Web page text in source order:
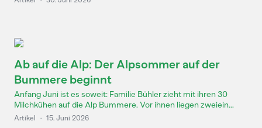
Ab auf die Alp: Der Alpsommer auf der
Bummere beginnt
Anfang Juni ist es soweit: Familie Bühler zieht mit ihren 30
Milchkühen auf die Alp Bummere. Vor ihnen liegen zweiein...
Artikel · 15. Juni 2026